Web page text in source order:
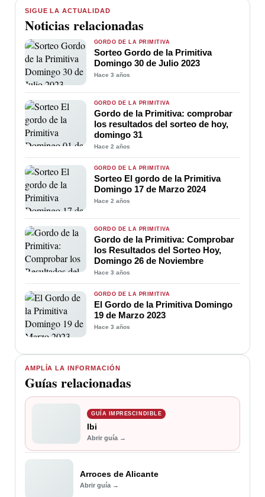
AMPLÍA LA INFORMACIÓN
Guías relacionadas
GUÍA IMPRESCINDIBLE
Ibi
Abrir guía →
Arroces de Alicante
Abrir guía →
SIGUE LA ACTUALIDAD
Noticias relacionadas
GORDO DE LA PRIMITIVA
Sorteo Gordo de la Primitiva
Domingo 30 de Julio 2023
Hace 3 años
GORDO DE LA PRIMITIVA
Gordo de la Primitiva: comprobar
los resultados del sorteo de hoy,
domingo 31
Hace 2 años
GORDO DE LA PRIMITIVA
Sorteo El gordo de la Primitiva
Domingo 17 de Marzo 2024
Hace 2 años
GORDO DE LA PRIMITIVA
Gordo de la Primitiva: Comprobar
los Resultados del Sorteo Hoy,
Domingo 26 de Noviembre
Hace 3 años
GORDO DE LA PRIMITIVA
El Gordo de la Primitiva Domingo
19 de Marzo 2023
Hace 3 años